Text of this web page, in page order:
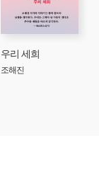
우리 세희
조해진